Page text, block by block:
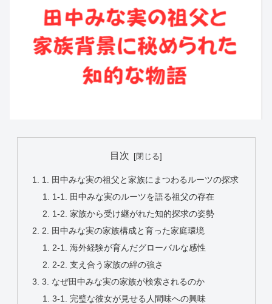
目次
1. 田中みな実の祖父と家族にまつわるルーツの探求
1-1. 田中みな実のルーツを語る祖父の存在
1-2. 家族から受け継がれた知的探求の姿勢
2. 田中みな実の家族構成と育った家庭環境
2-1. 海外経験が育んだグローバルな感性
2-2. 支え合う家族の絆の強さ
3. なぜ田中みな実の家族が検索されるのか
3-1. 完璧な彼女が見せる人間味への興味